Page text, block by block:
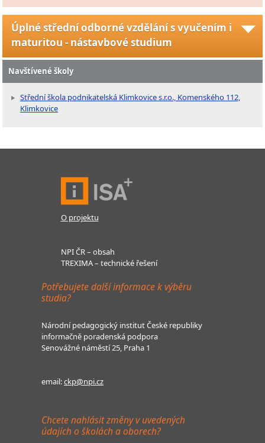
Úplné střední odborné vzdělání s vyučením i
maturitou - nástavbové studium
Navštívené školy
Střední škola podnikatelská Klimkovice s.r.o., Komenského 112,
Klimkovice
O projektu
NPI ČR – obsah
TREXIMA – technické řešení
Potřebujete další informace k výběru
studia?
Národní pedagogický institut České republiky
informačně poradenská podpora
Senovážné náměstí 25, Praha 1
email:ckp@npi.cz
Chcete nahlásit změny v uvedených
údajích o školách a oborech?